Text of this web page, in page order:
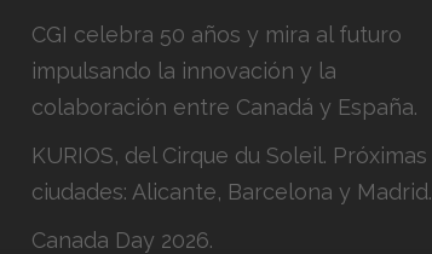
CGI celebra 50 años y mira al futuro
impulsando la innovación y la
colaboración entre Canadá y España.
KURIOS, del Cirque du Soleil. Próximas
ciudades: Alicante, Barcelona y Madrid.
Canada Day 2026.